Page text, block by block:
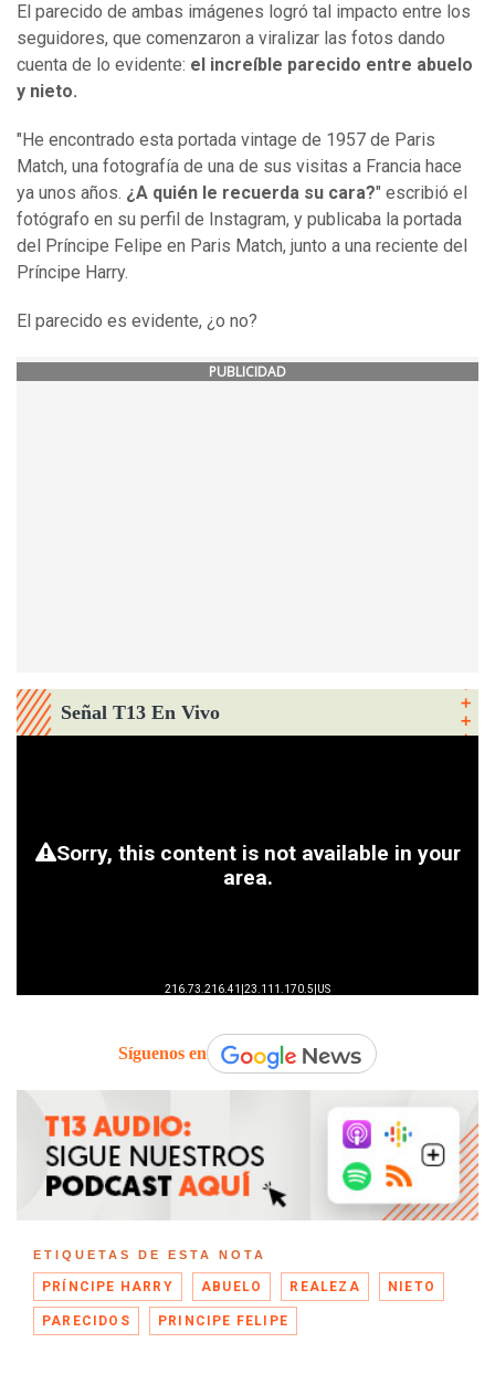
El parecido de ambas imágenes logró tal impacto entre los
seguidores, que comenzaron a viralizar las fotos dando
cuenta de lo evidente: el increíble parecido entre abuelo
y nieto.
"He encontrado esta portada vintage de 1957 de Paris
Match, una fotografía de una de sus visitas a Francia hace
ya unos años. ¿A quién le recuerda su cara?" escribió el
fotógrafo en su perfil de Instagram, y publicaba la portada
del Príncipe Felipe en Paris Match, junto a una reciente del
Príncipe Harry.
El parecido es evidente, ¿o no?
PUBLICIDAD
Señal T13 En Vivo
Síguenos en
ETIQUETAS DE ESTA NOTA
PRÍNCIPE HARRY ABUELO REALEZA NIETO
PARECIDOS PRINCIPE FELIPE